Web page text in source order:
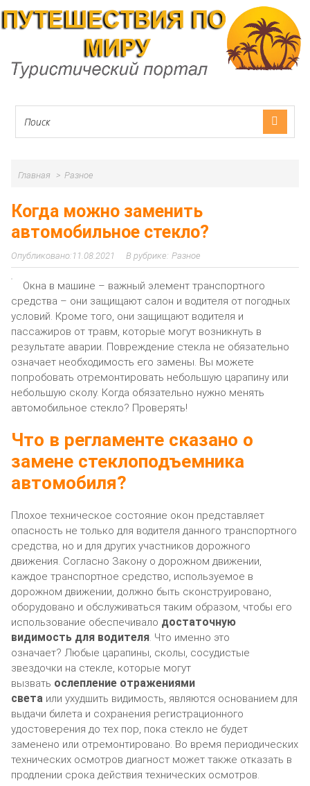
Главная Разное
Когда можно заменить
автомобильное стекло?
11.08.2021 Разное
Окна в машине – важный элемент транспортного
средства – они защищают салон и водителя от погодных
условий. Кроме того, они защищают водителя и
пассажиров от травм, которые могут возникнуть в
результате аварии. Повреждение стекла не обязательно
означает необходимость его замены. Вы можете
попробовать отремонтировать небольшую царапину или
небольшую сколу. Когда обязательно нужно менять
автомобильное стекло? Проверять!
Что в регламенте сказано о
замене стеклоподъемника
автомобиля?
Плохое техническое состояние окон представляет
опасность не только для водителя данного транспортного
средства, но и для других участников дорожного
движения. Согласно Закону о дорожном движении,
каждое транспортное средство, используемое в
дорожном движении, должно быть сконструировано,
оборудовано и обслуживаться таким образом, чтобы его
использование обеспечивало достаточную
видимость для водителя. Что именно это
означает? Любые царапины, сколы, сосудистые
звездочки на стекле, которые могут
вызвать ослепление отражениями
света или ухудшить видимость, являются основанием для
выдачи билета и сохранения регистрационного
удостоверения до тех пор, пока стекло не будет
заменено или отремонтировано. Во время периодических
технических осмотров диагност может также отказать в
продлении срока действия технических осмотров.